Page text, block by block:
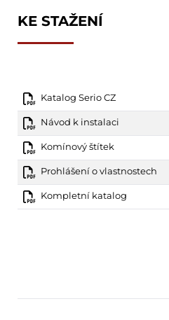
KE STAŽENÍ
Katalog Serio CZ
Návod k instalaci
Komínový štítek
Prohlášení o vlastnostech
Kompletní katalog